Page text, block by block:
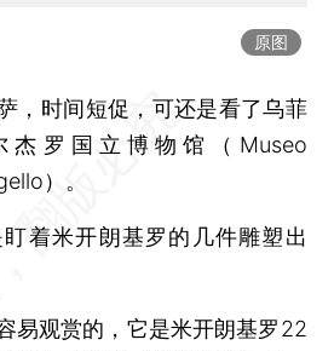
原图
时间短促，可还是看了乌菲
罗国立博物馆（Museo
）。
米开朗基罗的几件雕塑出
观赏的，它是米开朗基罗22